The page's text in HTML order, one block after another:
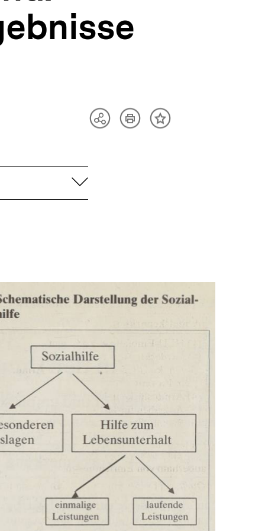
TeilenArtikelInhalt
aufklappen
Lightbox
öffnen